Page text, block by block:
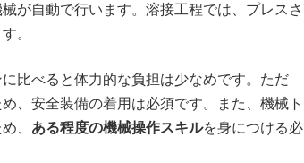
が自動で行います。溶接工程では、プレスさ
。
比べると体力的な負担は少なめです。ただ
、安全装備の着用は必須です。また、機械ト
、 ある程度の機械操作スキルを身につける必